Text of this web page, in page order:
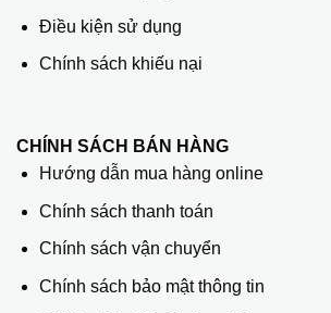
Điều kiện sử dụng
Chính sách khiếu nại
CHÍNH SÁCH BÁN HÀNG
Hướng dẫn mua hàng online
Chính sách thanh toán
Chính sách vận chuyển
Chính sách bảo mật thông tin